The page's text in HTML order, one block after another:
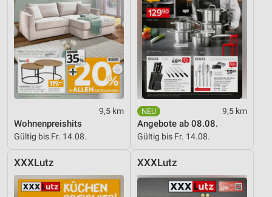
9,5 km
Wohnenpreishits
Gültig bis Fr. 14.08.
9,5 km
Angebote ab 08.08.
Gültig bis Fr. 14.08.
XXXLutz XXXLutz